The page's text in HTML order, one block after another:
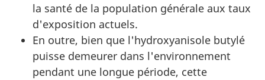
la santé de la population générale aux taux
d'exposition actuels.
En outre, bien que l'hydroxyanisole butylé
puisse demeurer dans l'environnement
pendant une longue période, cette